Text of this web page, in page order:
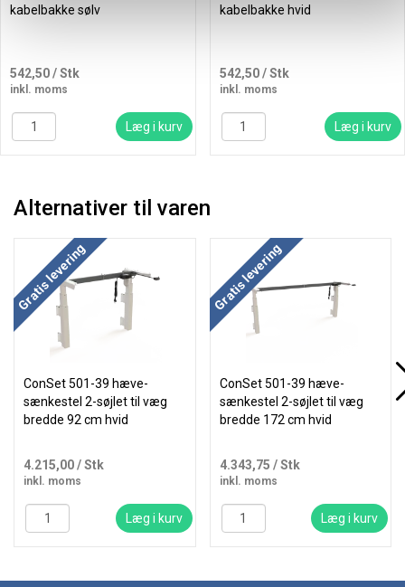
kabelbakke sølv
542,50/ Stk
inkl. moms
Læg i kurv
kabelbakke hvid
542,50/ Stk
inkl. moms
Læg i kurv
Alternativer til varen
Gratis levering
ConSet 501-39 hæve-
sænkestel 2-søjlet til væg
bredde 92 cm hvid
4.215,00/ Stk
inkl. moms
Læg i kurv
Gratis levering
ConSet 501-39 hæve-
sænkestel 2-søjlet til væg
bredde 172 cm hvid
4.343,75 / Stk
inkl. moms
Læg i kurv